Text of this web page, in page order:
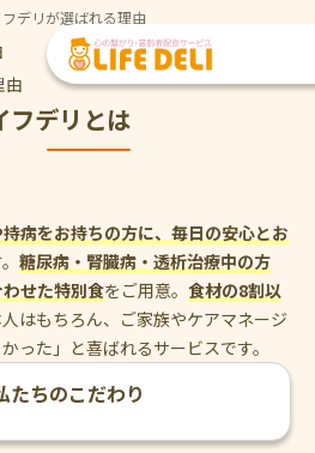
フデリが選ばれる理由
フデリとは
病をお持ちの方に、毎日の安心とお
糖尿病・腎臓病・透析治療中の方
せた特別食をご用意。 食材の8割以
はもちろん、ご家族やケアマネージ
った」と喜ばれるサービスです。
たちのこだわり